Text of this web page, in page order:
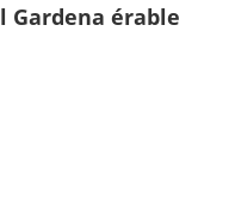
Gardena érable